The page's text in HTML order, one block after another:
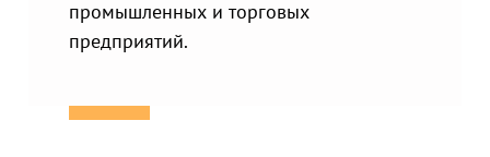
промышленных и торговых
предприятий.